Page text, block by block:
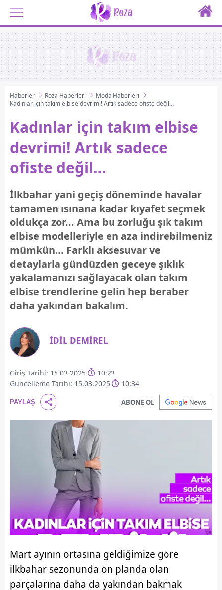
Haberler Roza Haberleri
Moda Haberleri
Kadınlar için takım elbise devrimi! Artık sadece ofiste değil…
Kadınlar için takım elbise
devrimi! Artık sadece
ofiste değil…
İlkbahar yani geçiş döneminde havalar
tamamen ısınana kadar kıyafet seçmek
oldukça zor... Ama bu zorluğu şık takım
elbise modelleriyle en aza indirebilmeniz
mümkün... Farklı aksesuvar ve
detaylarla gündüzden geceye şıklık
yakalamanızı sağlayacak olan takım
elbise trendlerine gelin hep beraber
daha yakından bakalım.
İDİL DEMİREL
Giriş Tarihi: 15.03.2025
10:23
Güncelleme Tarihi: 15.03.2025
10:34
PAYLAŞ ABONE OL
Mart ayının ortasına geldiğimize göre
ilkbahar sezonunda ön planda olan
parçalarına daha da yakından bakmak